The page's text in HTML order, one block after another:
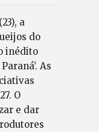
a
do
inédito
As
O
e dar